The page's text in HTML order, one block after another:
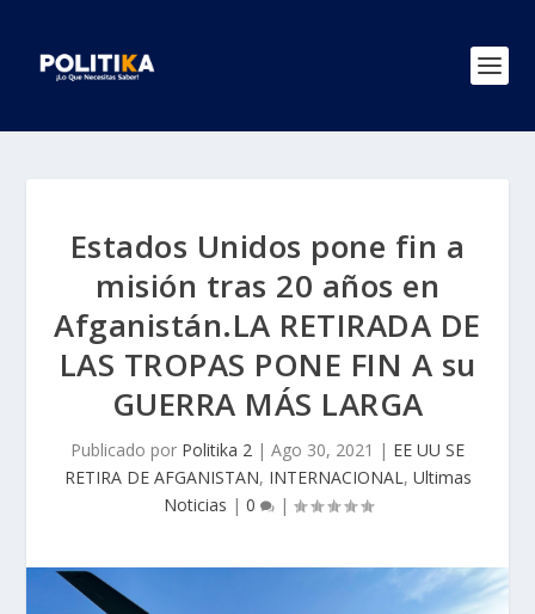
Estados Unidos pone fin a
misión tras 20 años en
Afganistán.LA RETIRADA DE
LAS TROPAS PONE FIN A su
GUERRA MÁS LARGA
Publicado por Politika 2 | Ago 30, 2021 | EE UU SE
RETIRA DE AFGANISTAN, INTERNACIONAL, Ultimas
Noticias | 0 |